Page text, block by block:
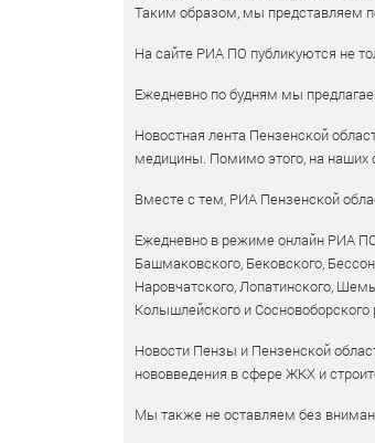
Таким образом, мы представляем
На сайте РИА ПО публикуются не
Ежедневно по будням мы
Новостная лента Пензенской
медицины. Помимо этого, на наших
Вместе с тем, РИА Пензенской
Ежедневно в режиме онлайн РИА ПО
Башмаковского, Бековского,
Наровчатского, Лопатинского,
Колышлейского и Сосновоборского
Новости Пензы и Пензенской
нововведения в сфере ЖКХ и
Мы также не оставляем без